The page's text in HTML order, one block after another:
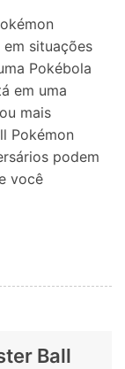
em situações
Pokébola
em uma
mais
Pokémon
podem
você
Ball